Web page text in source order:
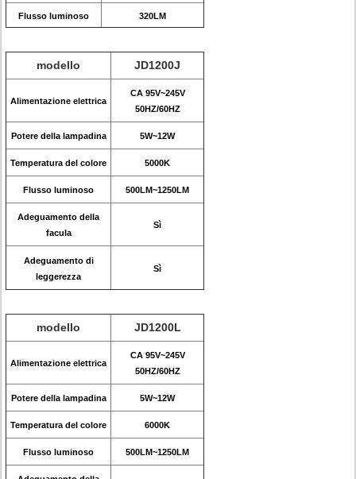
Flusso luminoso 320LM
modello JD1200J
Alimentazione elettrica
CA 95V~245V
50HZ/60HZ
Potere della lampadina 5W~12W
Temperatura del colore 5000K
Flusso luminoso 500LM~1250LM
Adeguamento della
facula
Sì
Adeguamento di
leggerezza
Sì
modello JD1200L
Alimentazione elettrica
CA 95V~245V
50HZ/60HZ
Potere della lampadina 5W~12W
Temperatura del colore 6000K
Flusso luminoso 500LM~1250LM